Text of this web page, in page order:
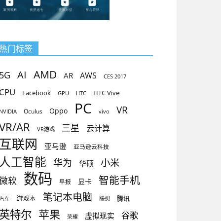
门标签
AI AMD AR AWS CES 2017
Facebook GPU HTC HTC Vive
Oculus Oppo PC vivo VR
AR VR游戏 三星 云计算
联网 亚马逊 亚马逊云科技
工智能 华为 华硕 小米
软 数码 早报 显卡 智能手机
车 游戏本 笔记本电脑 联想 腾讯
特尔 苹果 荣耀 虚拟现实 谷歌